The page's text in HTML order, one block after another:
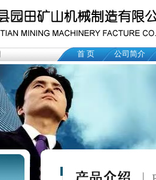
首 页 公司简介